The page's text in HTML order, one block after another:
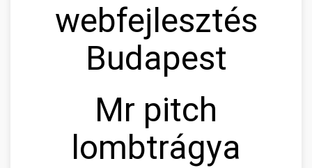
webfejlesztés
Budapest
Mr pitch
lombtrágya